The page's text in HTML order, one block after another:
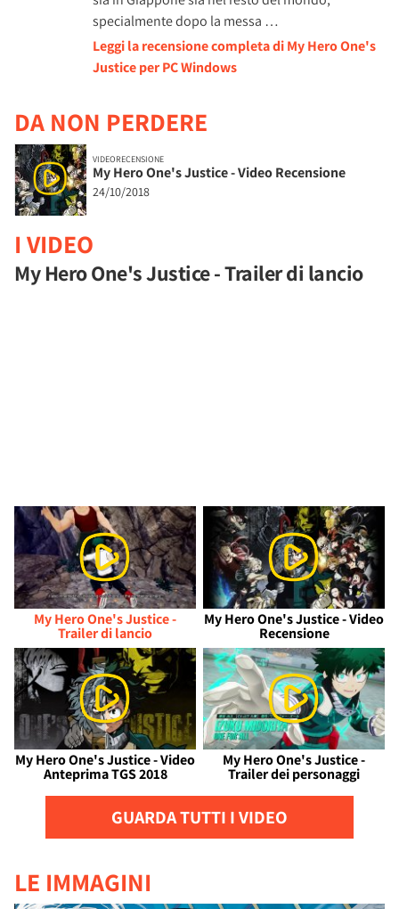
specialmente dopo la messa …
Leggi la recensione completa di My Hero One's
Justice per PC Windows
DA NON PERDERE
VIDEORECENSIONE
My Hero One's Justice - Video Recensione
24/10/2018
I VIDEO
My Hero One's Justice - Trailer di lancio
My Hero One's Justice -
Trailer di lancio
My Hero One's Justice - Video
Recensione
My Hero One's Justice - Video
Anteprima TGS 2018
My Hero One's Justice -
Trailer dei personaggi
GUARDA TUTTI I VIDEO
LE IMMAGINI